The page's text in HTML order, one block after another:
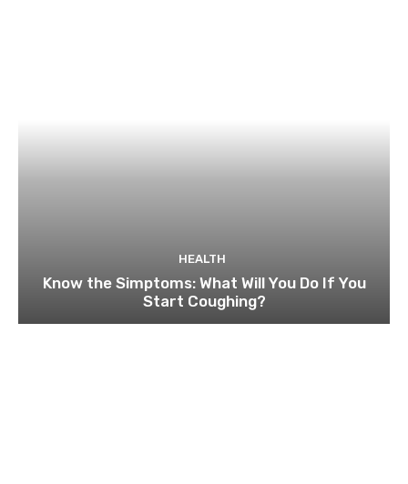
HEALTH
Know the Simptoms: What Will You Do If You
Start Coughing?